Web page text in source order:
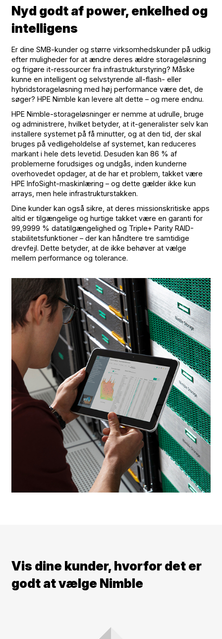
Nyd godt af power, enkelhed og
intelligens
Er dine SMB-kunder og større virksomhedskunder på udkig
efter muligheder for at ændre deres ældre storageløsning
og frigøre it-ressourcer fra infrastrukturstyring? Måske
kunne en intelligent og selvstyrende all-flash- eller
hybridstorageløsning med høj performance være det, de
søger? HPE Nimble kan levere alt dette – og mere endnu.
HPE Nimble-storageløsninger er nemme at udrulle, bruge
og administrere, hvilket betyder, at it-generalister selv kan
installere systemet på få minutter, og at den tid, der skal
bruges på vedligeholdelse af systemet, kan reduceres
markant i hele dets levetid. Desuden kan 86 % af
problemerne forudsiges og undgås, inden kunderne
overhovedet opdager, at de har et problem, takket være
HPE InfoSight-maskinlæring – og dette gælder ikke kun
arrays, men hele infrastrukturstakken.
Dine kunder kan også sikre, at deres missionskritiske apps
altid er tilgængelige og hurtige takket være en garanti for
99,9999 % datatilgængelighed og Triple+ Parity RAID-
stabilitetsfunktioner – der kan håndtere tre samtidige
drevfejl. Dette betyder, at de ikke behøver at vælge
mellem performance og tolerance.
Vis dine kunder, hvorfor det er
godt at vælge Nimble